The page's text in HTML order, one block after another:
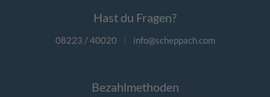
Hast du Fragen?
08223 / 40020 | info@scheppach.com
Bezahlmethoden